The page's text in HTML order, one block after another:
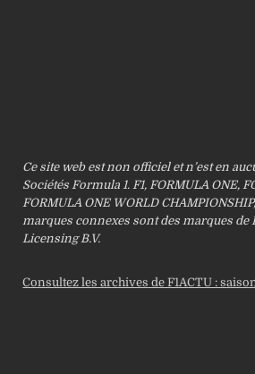
Ce site web est non officiel et n’est en
Sociétés Formula 1. F1, FORMULA ONE,
FORMULA ONE WORLD
marques connexes sont des marques de
Licensing B.V.
Consultez les archives de F1ACTU :